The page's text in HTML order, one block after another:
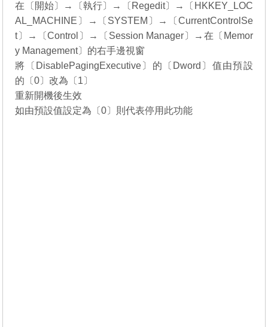
在〔開始〕→〔執行〕→〔Regedit〕→〔HKKEY_LOC
AL_MACHINE〕→〔SYSTEM〕→〔CurrentControlSe
t〕→〔Control〕→〔Session Manager〕→在〔Memor
y Management〕的右手邊視窗
將〔DisablePagingExecutive〕的〔Dword〕值由預設
的〔0〕改為〔1〕
重新開機後生效
如由預設值設定為〔0〕則代表停用此功能